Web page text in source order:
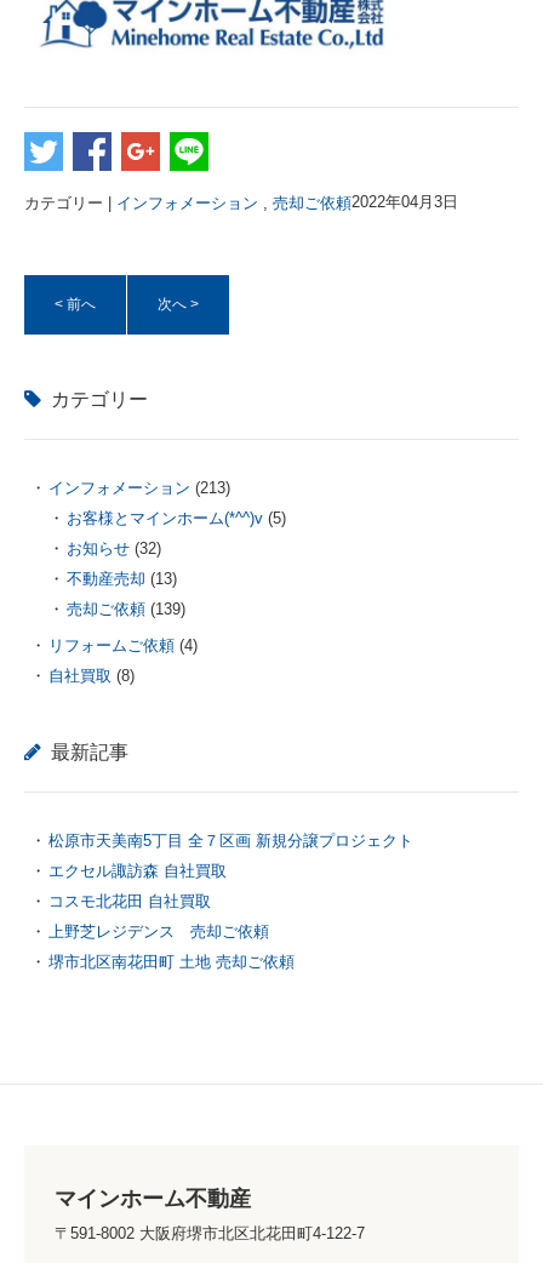
カテゴリー | インフォメーション 売却ご依頼2022年04月3日
< 前へ 次へ >
カテゴリー
インフォメーション (213)
お客様とマインホーム(*^^)v (5)
お知らせ (32)
不動産売却 (13)
売却ご依頼 (139)
リフォームご依頼 (4)
自社買取 (8)
最新記事
松原市天美南5丁目 全７区画 新規分譲プロジェクト
エクセル諏訪森 自社買取
コスモ北花田 自社買取
上野芝レジデンス 売却ご依頼
堺市北区南花田町 土地 売却ご依頼
マインホーム不動産
〒591-8002 大阪府堺市北区北花田町4-122-7